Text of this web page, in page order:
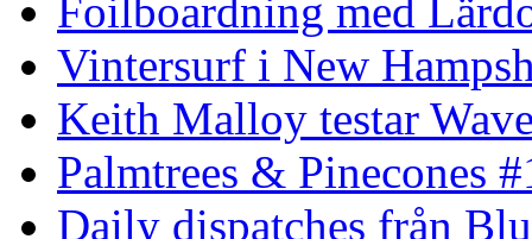
Foilboardning med
Vintersurf i New
Keith Malloy testar
Palmtrees & Pinecones
Daily dispatches från